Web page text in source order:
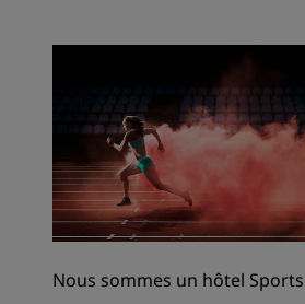
Nous sommes un hôtel